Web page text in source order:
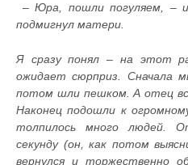
– Юра, пошли погуляем, –
подмигнул матери.
Я сразу понял – на этот
ожидает сюрприз. Сначала
потом шли пешком. А отец
Наконец подошли к
толпилось много людей.
секунду (он, как потом
вернулся и торжественно